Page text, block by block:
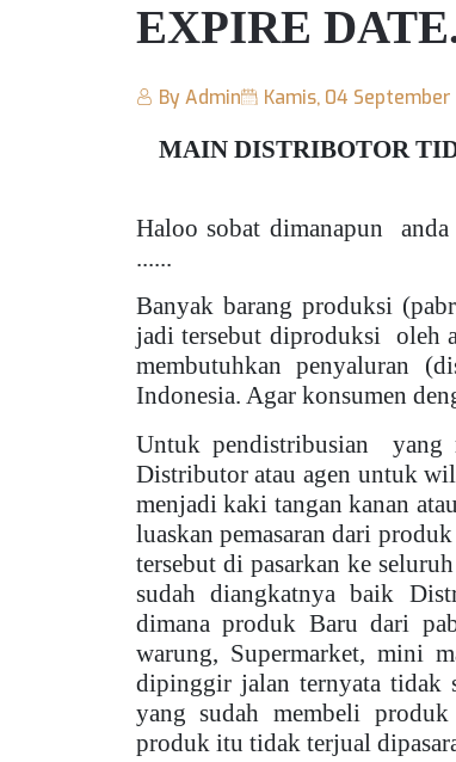
EXPIRE
By Admin Kamis, 04
MAIN DISTRIBOTOR
Haloo sobat dimanapun
......
Banyak barang produksi
jadi tersebut diproduksi oleh
membutuhkan penyaluran
Indonesia. Agar konsumen
Untuk pendistribusian
yang
Distributor atau agen untuk
menjadi kaki tangan kanan
luaskan pemasaran dari
tersebut di pasarkan ke
sudah diangkatnya baik
dimana produk Baru dari
warung, Supermarket, mini
dipinggir jalan ternyata tidak
yang sudah membeli
produk itu tidak terjual